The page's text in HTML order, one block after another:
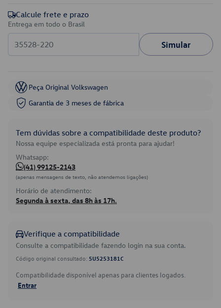
Calcule frete e prazo
Entrega em todo o Brasil
Simular
Peça Original Volkswagen
Garantia de 3 meses de fábrica
Tem dúvidas sobre a compatibilidade deste produto?
Nossa equipe especializada está pronta para ajudar!
Whatsapp:
(41) 99125-2143
(apenas mensagens de texto, não atendemos ligações)
Horário de atendimento:
Segunda à sexta, das 8h às 17h.
Verifique a compatibilidade
Consulte a compatibilidade fazendo login na sua conta.
Código original consultado: 5U5253181C
Compatibilidade disponível apenas para clientes logados.
Entrar